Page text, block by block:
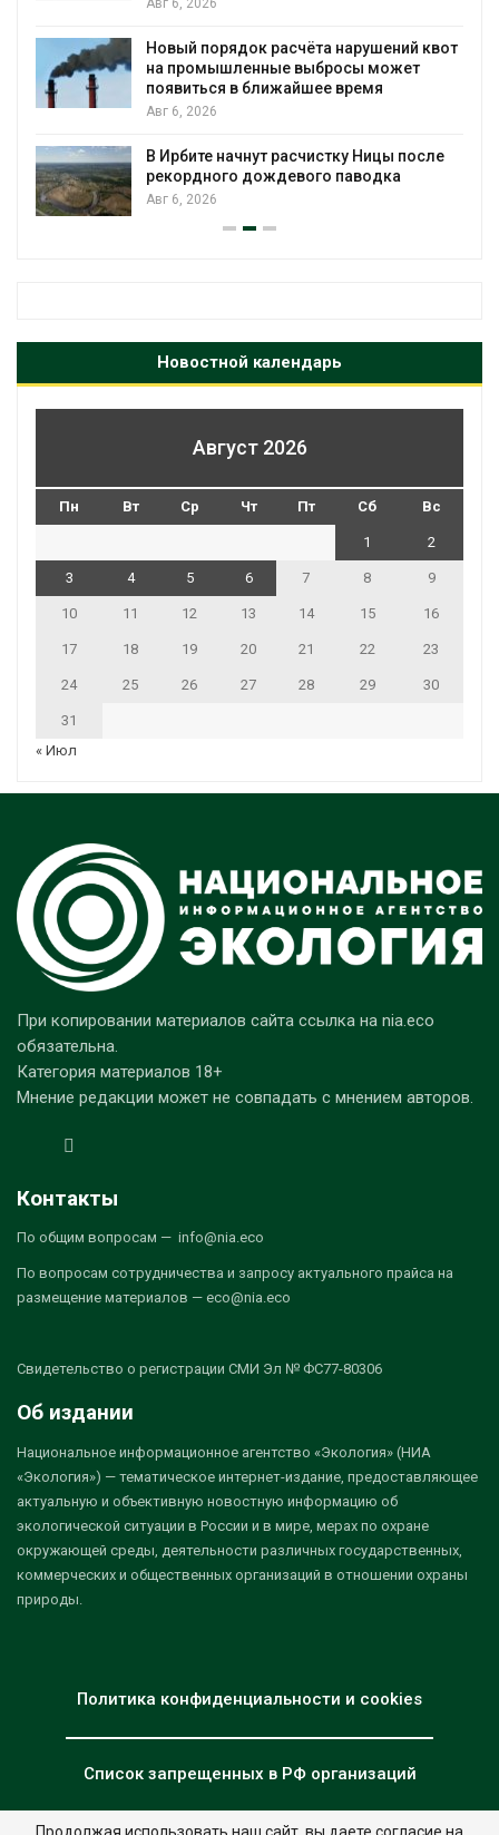
квот
может
Ницы после
проверяют по статье о
Авг 5, 2026
для охраны израильской
Авг 5, 2026
Новостной календарь
Август 2026
Пн Вт Ср Чт Пт Сб Вс
1 2
3 4 5 6 7 8 9
10 11 12 13 14 15 16
17 18 19 20 21 22 23
24 25 26 27 28 29 30
31
« Июл
При копировании материалов сайта ссылка на nia.eco
обязательна.
Категория материалов 18+
Мнение редакции может не совпадать с мнением авторов.
Контакты
По общим вопросам — info@nia.eco
По вопросам сотрудничества и запросу актуального прайса на
размещение материалов — eco@nia.eco
Свидетельство о регистрации СМИ Эл № ФС77-80306
Об издании
Национальное информационное агентство «Экология» (НИА
«Экология») — тематическое интернет-издание, предоставляющее
актуальную и объективную новостную информацию об
экологической ситуации в России и в мире, мерах по охране
окружающей среды, деятельности различных государственных,
коммерческих и общественных организаций в отношении охраны
природы.
Политика конфиденциальности и cookies
Список запрещенных в РФ организаций